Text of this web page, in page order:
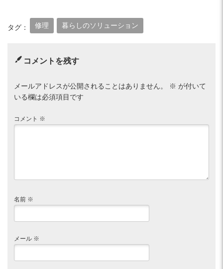
タグ： 修理 暮らしのソリューション
コメントを残す
メールアドレスが公開されることはありません。 ※ が付いて
いる欄は必須項目です
コメント ※
名前 ※
メール ※